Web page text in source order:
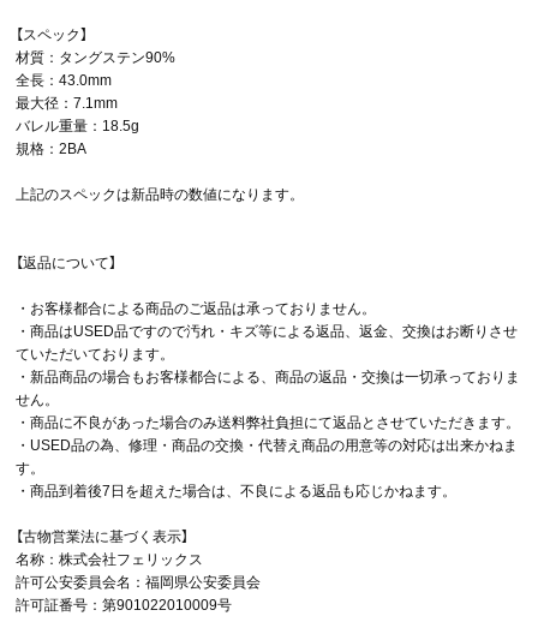
【スペック】
材質：タングステン90%
全長：43.0mm
最大径：7.1mm
バレル重量：18.5g
規格：2BA
上記のスペックは新品時の数値になります。
【返品について】
・お客様都合による商品のご返品は承っておりません。
・商品はUSED品ですので汚れ・キズ等による返品、返金、交換はお断りさせ
ていただいております。
・新品商品の場合もお客様都合による、商品の返品・交換は一切承っておりま
せん。
・商品に不良があった場合のみ送料弊社負担にて返品とさせていただきます。
・USED品の為、修理・商品の交換・代替え商品の用意等の対応は出来かねま
す。
・商品到着後7日を超えた場合は、不良による返品も応じかねます。
【古物営業法に基づく表示】
名称：株式会社フェリックス
許可公安委員会名：福岡県公安委員会
許可証番号：第901022010009号